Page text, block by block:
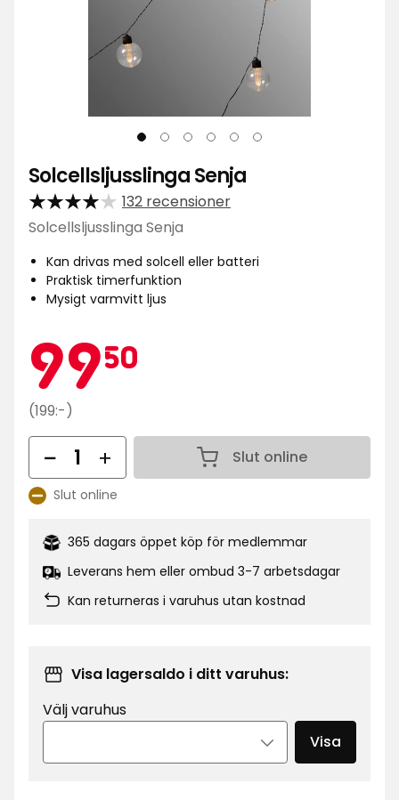
Solcellsljusslinga Senja
132 recensioner
Solcellsljusslinga Senja
Kan drivas med solcell eller batteri
Praktisk timerfunktion
Mysigt varmvitt ljus
9950
kr
Ordinarie
pris
199
kr
(199:-)
Antal Slut online
Antal 1
Lagersaldo:
Slut online
365 dagars öppet köp för medlemmar
Leverans hem eller ombud 3-7 arbetsdagar
Kan returneras i varuhus utan kostnad
Visa lagersaldo i ditt varuhus:
Välj varuhus
Visa